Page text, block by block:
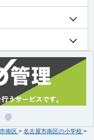
南区 > 名古屋市南区の小学校 >